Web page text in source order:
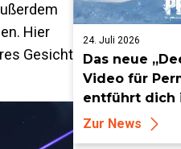
Hier
Gesicht
24. Juli 2026
Das neue
Video für
entführt dich
Zur News